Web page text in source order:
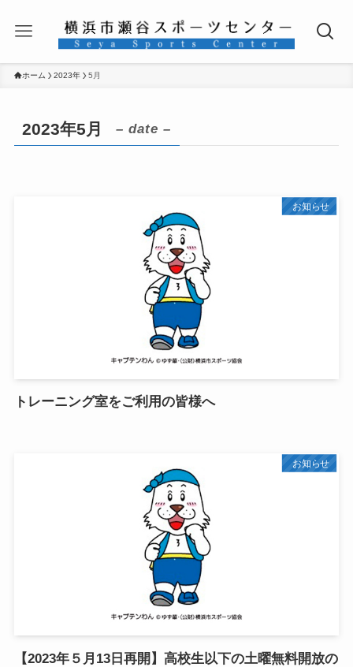
ホーム 2023年 5月
2023年5月 – date –
お知らせ
トレーニング室をご利用の皆様へ
お知らせ
【2023年５月13日再開】高校生以下の土曜無料開放の